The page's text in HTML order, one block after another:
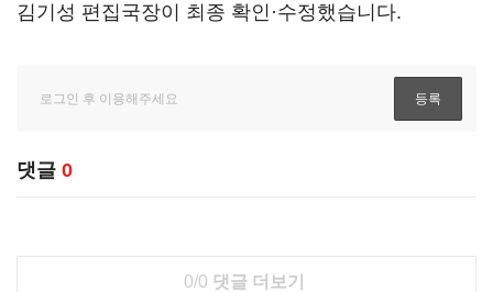
김기성 편집국장이 최종 확인·수정했습니다.
댓글 0
0/0 댓글 더보기